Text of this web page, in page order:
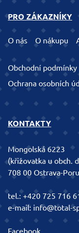
PRO ZÁKAZNÍKY
O nás O nákupu
Obchodní podmínky
Ochrana osobních
KONTAKTY
Mongolská 6223
(křižovatka u obch.
708 00 Ostrava-
tel.:+420 725 716
e-mail: info@total-
Facebook